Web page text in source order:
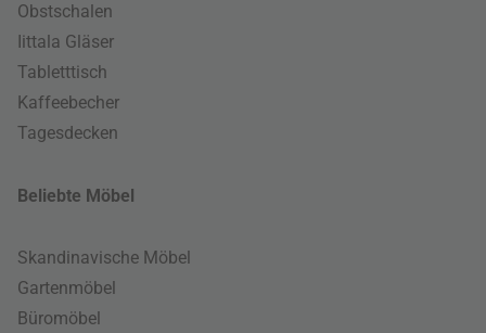
Obstschalen
Iittala Gläser
Tabletttisch
Kaffeebecher
Tagesdecken
Beliebte Möbel
Skandinavische Möbel
Gartenmöbel
Büromöbel